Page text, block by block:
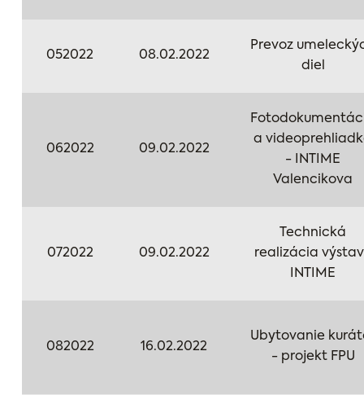
052022 08.02.2022
Prevoz
diel
062022 09.02.2022
a
- INTIME
Valencikova
072022 09.02.2022
Technická
realizácia
INTIME
082022 16.02.2022
Ubytovanie
- projekt FPU